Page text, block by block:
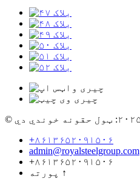
+۸۶۱۳۶۵۲۰۹۱۵۰۶
admin@royalsteelgroup.com
+۸۶۱۳۶۵۲۰۹۱۵۰۶
پورته ↑